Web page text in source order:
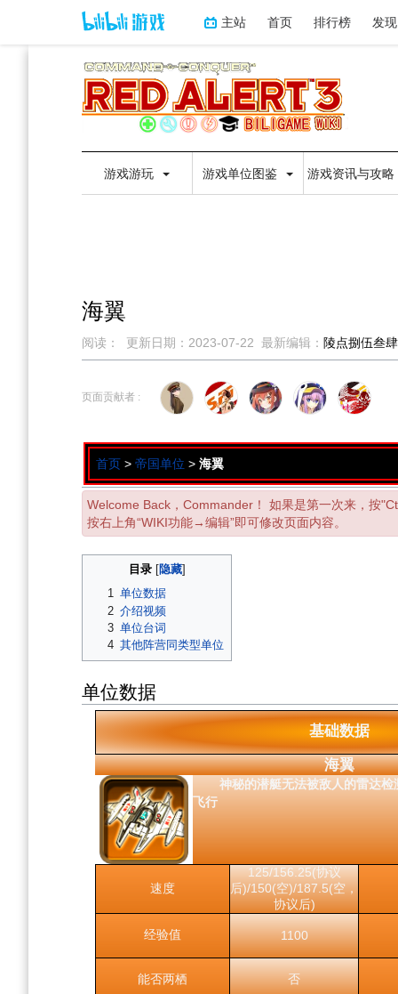
主站 首页 排行榜 发现
游戏游玩 游戏单位图鉴 游戏资讯与攻略
海翼
阅读： 更新日期： 2023-07-22 最新编辑： 陵点捌伍叁
到
到
页面贡献者 :
首页 > 帝国单位 > 海翼
Welcome Back，Commander！ 如果是第一次来，按
按右上角“WIKI功能→编辑”即可修改页面内容。
目录
1 单位数据
2 介绍视频
3 单位台词
4 其他阵营同类型单位
单位数据
基础数据
海翼
神秘的潜艇无法被敌人的雷达
飞行
速度
125/156.25(协议
后)/150(空)/187.5(空，
协议后)
经验值 1100
能否两栖 否